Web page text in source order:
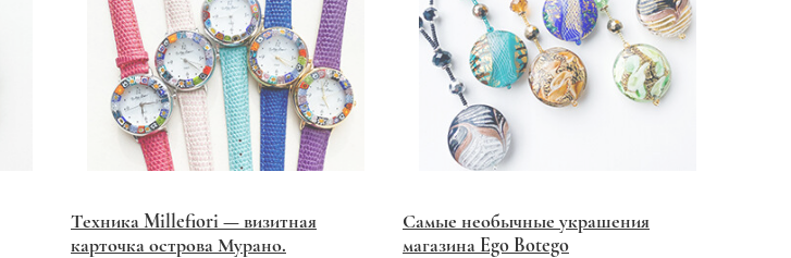
Техника Millefiori — визитная
карточка острова Мурано.
Самые необычные украшения
магазина Ego Botego